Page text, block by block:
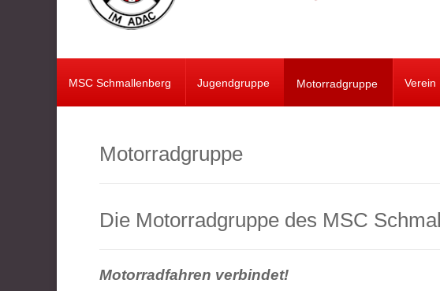
Motorradgruppe
Motorsport
MSC Schmallenberg Jugendgruppe Motorradgruppe Verein
Motorradgruppe
Die Motorradgruppe des MSC
Motorradfahren verbindet!